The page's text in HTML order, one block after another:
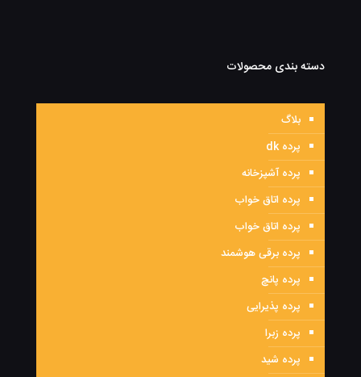
دسته بندی محصولات
بلاگ
پرده dk
پرده آشپزخانه
پرده اتاق خواب
پرده اتاق خواب
پرده برقی هوشمند
پرده پانچ
پرده پذیرایی
پرده زبرا
پرده شید